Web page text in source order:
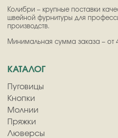
Колибри – крупные поставки
швейной фурнитуры для
производств.
Минимальная сумма заказа – от
КАТАЛОГ
Пуговицы
Кнопки
Молнии
Пряжки
Люверсы